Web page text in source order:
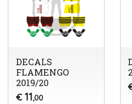
DECALS
FLAMENGO
2019/20
€ 11,00